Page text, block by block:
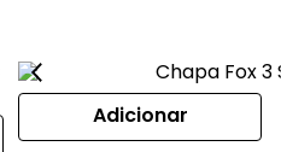
Adicionar